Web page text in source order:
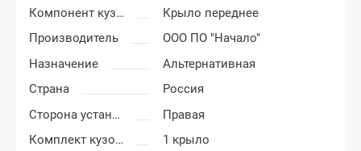
Компонент кузова
Крыло переднее
Производитель
ООО ПО "Начало"
Назначение
Альтернативная
Страна
Россия
Сторона установки
Правая
Комплект кузовных деталей
1 крыло